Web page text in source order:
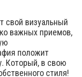
свой визуальный
важных приемов,
положит
Который, в свою
стиля!